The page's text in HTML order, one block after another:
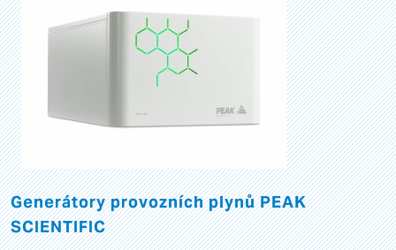
Generátory provozních plynů PEAK
SCIENTIFIC